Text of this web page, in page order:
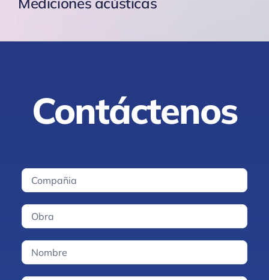
Contáctenos